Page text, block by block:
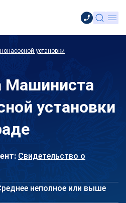
установки
Машиниста
установки
Свидетельство о
неполное или выше